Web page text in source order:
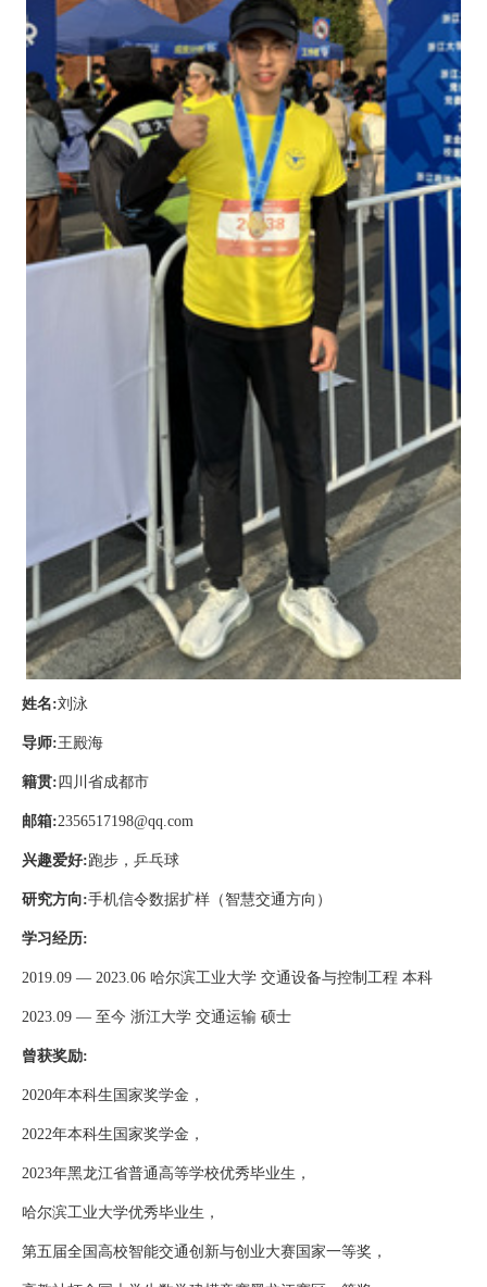
姓名:刘泳
导师:王殿海
籍贯: 四川省成都市
邮箱:2356517198@qq.com
兴趣爱好:跑步，乒乓球
研究方向:手机信令数据扩样（智慧交通方向）
学习经历:
2019.09 — 2023.06 哈尔滨工业大学 交通设备与控制工程 本科
2023.09 — 至今 浙江大学 交通运输 硕士
曾获奖励:
2020年本科生国家奖学金，
2022年本科生国家奖学金，
2023年黑龙江省普通高等学校优秀毕业生，
哈尔滨工业大学优秀毕业生，
第五届全国高校智能交通创新与创业大赛国家一等奖，